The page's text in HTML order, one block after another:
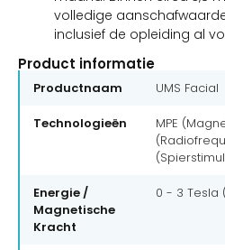
volledige
inclusief de opleiding al
Product informatie
Productnaam UMS Facial
Technologieën
MPE
Energie /
Magnetische
Kracht
0 - 3 Tesla